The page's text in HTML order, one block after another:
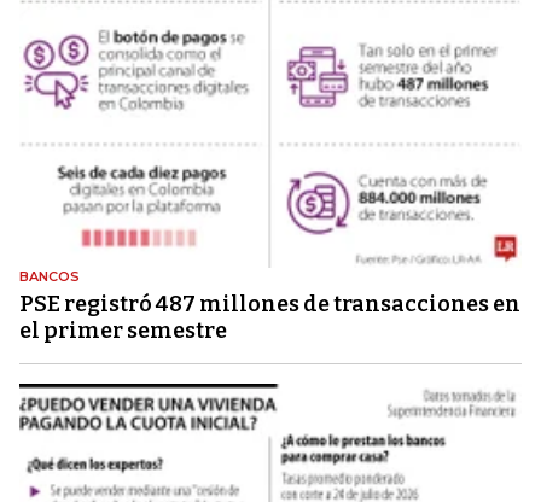
BANCOS
PSE registró 487 millones de transacciones en
el primer semestre